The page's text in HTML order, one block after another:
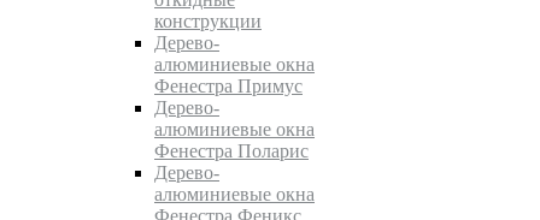
конструкции
Дерево-
алюминиевые окна
Фенестра Примус
Дерево-
алюминиевые окна
Фенестра Поларис
Дерево-
алюминиевые окна
Фенестра Феникс